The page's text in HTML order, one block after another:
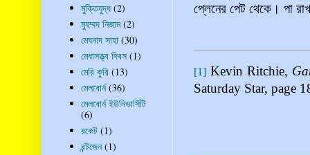
প্লেনের পেট থেকে। পা
[1] Kevin Ritchie,
Saturday Star, page
মুক্তিযুদ্ধ (2)
মুহম্মদ নিজাম (2)
মেঘনাদ সাহা (30)
মেধাসত্ত্ব দিবস (1)
মেরি কুরি (13)
মেলবোর্ন (36)
মেলবোর্ন ইউনিভার্সিটি
(6)
রকেট (1)
রন্টজেন (1)